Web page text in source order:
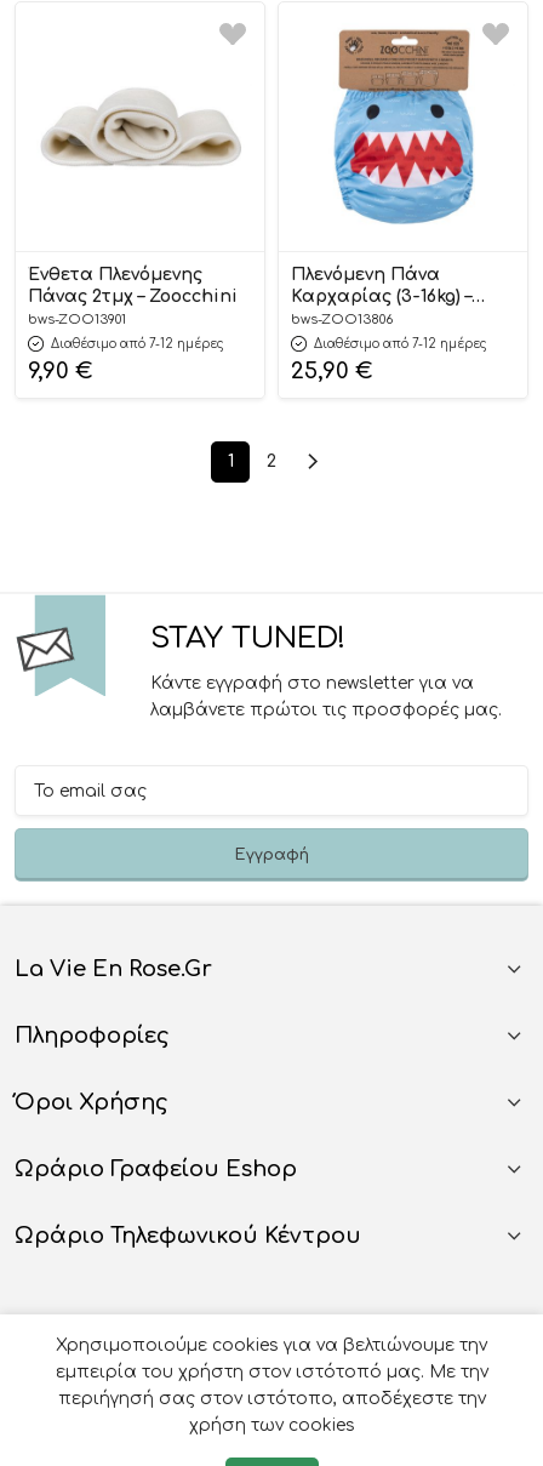
Ένθετα Πλενόμενης
Πάνας 2τμχ – Zoocchini
bws-ZOO13901
Διαθέσιμο από 7-12 ημέρες
9,90 €
Πλενόμενη Πάνα
Καρχαρίας (3-16kg) –
Zoocchini
bws-ZOO13806
Διαθέσιμο από 7-12 ημέρες
25,90 €
1 2
STAY TUNED!
Κάντε εγγραφή στο newsletter για να
λαμβάνετε πρώτοι τις προσφορές μας.
La Vie En Rose.gr
Πληροφορίες
Όροι Χρήσης
Ωράριο Γραφείου Eshop
Ωράριο Τηλεφωνικού Κέντρου
Χρησιμοποιούμε cookies για να βελτιώνουμε την
εμπειρία του χρήστη στον ιστότοπό μας. Με την
περιήγησή σας στον ιστότοπο, αποδέχεστε την
χρήση των cookies